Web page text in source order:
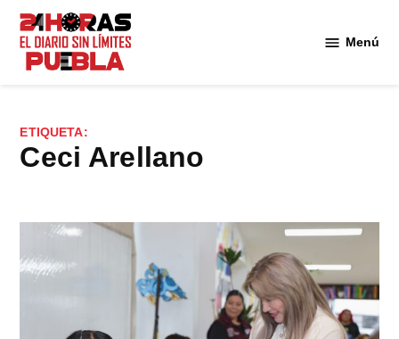
Saltar
contenido
Menú
ETIQUETA:
Ceci Arellano